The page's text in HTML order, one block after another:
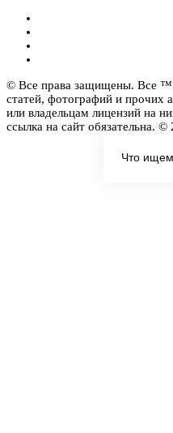
© Все права защищены. Все ™
статей, фотографий и прочих
или владельцам лицензий на
ссылка на сайт обязательна.